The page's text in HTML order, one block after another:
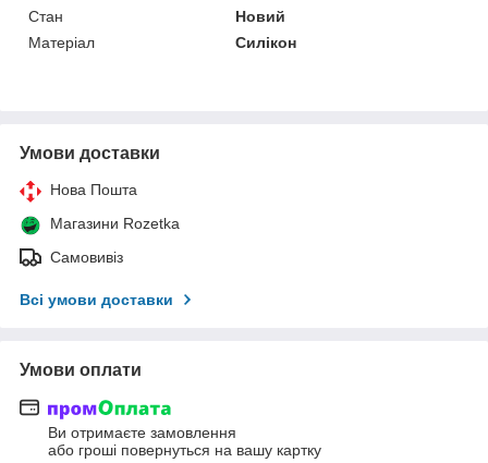
Стан
Новий
Матеріал
Силікон
Умови доставки
Нова Пошта
Магазини Rozetka
Самовивіз
Всі умови доставки
Умови оплати
Ви отримаєте замовлення
або гроші повернуться на вашу картку